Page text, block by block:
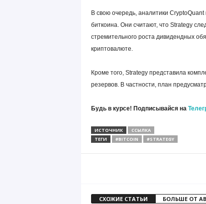
В свою очередь, аналитики
биткоина. Они считают, что Strategy
стремительного роста дивидендных
криптовалюте.
Кроме того, Strategy представила
резервов. В частности, план
Будь в курсе! Подписывайся на
ИСТОЧНИК
ССЫЛКА
ТЕГИ
#BITCOIN #STRATEGY
СХОЖИЕ СТАТЬИ БОЛЬШЕ ОТ